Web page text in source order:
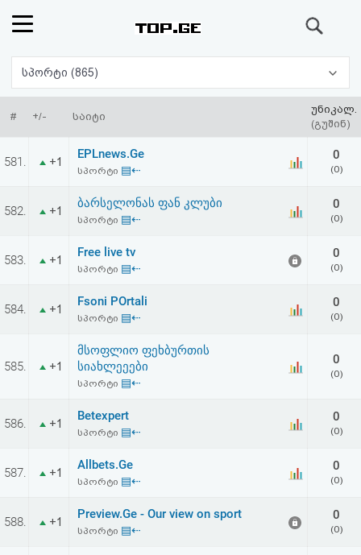
რეიტინგი
(მთავარი)
ფოსტა
პასუხი
ავტორიზაცია
რეგისტრაცია
პაროლის
აღდგენა
HTML
სალიცენზიო
შეთანხმება
სპორტი (865)
# +/- საიტი
უნიკალ.
(გუშინ)
581. +1
EPLnews.Ge
სპორტი ▤⇠
0
(0)
582. +1
ბარსელონას ფან კლუბი
სპორტი ▤⇠
0
(0)
583. +1
Free live tv
სპორტი ▤⇠
0
(0)
584. +1
Fsoni POrtali
სპორტი ▤⇠
0
(0)
585. +1
მსოფლიო ფეხბურთის
სიახლეეები
სპორტი ▤⇠
0
(0)
586. +1
Betexpert
სპორტი ▤⇠
0
(0)
587. +1
Allbets.Ge
სპორტი ▤⇠
0
(0)
588. +1
Preview.Ge - Our view on sport
სპორტი ▤⇠
0
(0)